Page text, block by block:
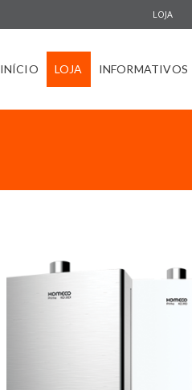
LOJA
INÍCIO LOJA INFORMATIVOS